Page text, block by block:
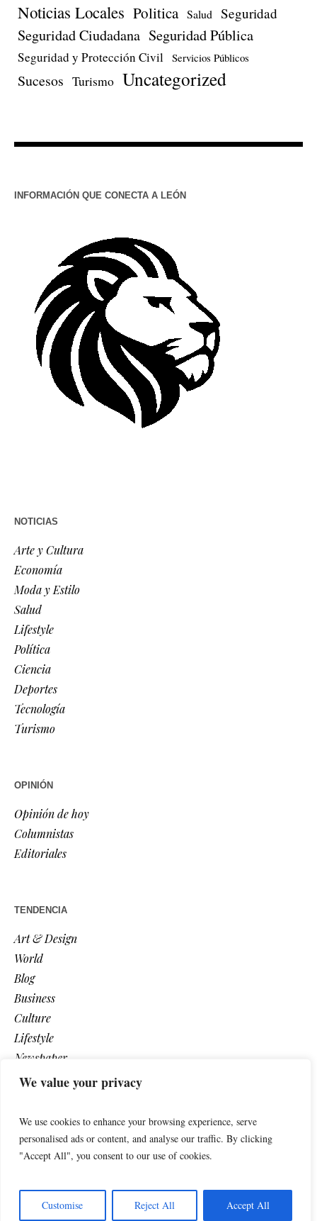
We value your privacy
We use cookies to enhance your browsing experience, serve
personalised ads or content, and analyse our traffic. By clicking
"Accept All", you consent to our use of cookies.
Customise Reject All Accept All
Noticias Locales Politica Salud Seguridad
Seguridad Ciudadana Seguridad Pública
Seguridad y Protección Civil Servicios Públicos
Sucesos Turismo Uncategorized
INFORMACIÓN QUE CONECTA A LEÓN
NOTICIAS
Arte y Cultura
Economía
Moda y Estilo
Salud
Lifestyle
Política
Ciencia
Deportes
Tecnología
Turismo
OPINIÓN
Opinión de hoy
Columnistas
Editoriales
TENDENCIA
Art & Design
World
Blog
Business
Culture
Lifestyle
Newspaper
Photos